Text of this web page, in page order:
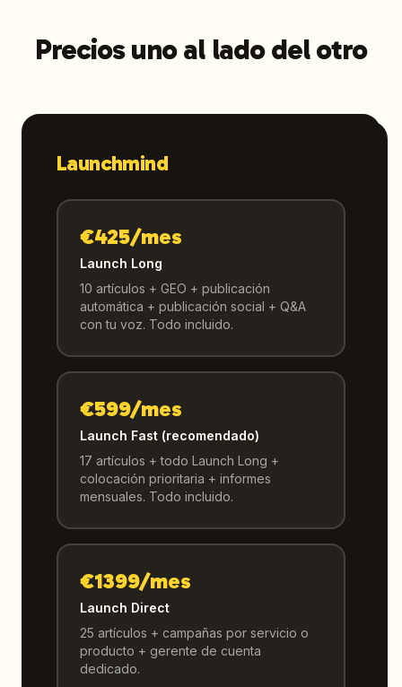
Precios uno al lado del otro
Launchmind
€425/mes
Launch Long
10 artículos + GEO + publicación
automática + publicación social + Q&A
con tu voz. Todo incluido.
€599/mes
Launch Fast (recomendado)
17 artículos + todo Launch Long +
colocación prioritaria + informes
mensuales. Todo incluido.
€1399/mes
Launch Direct
25 artículos + campañas por servicio o
producto + gerente de cuenta
dedicado.